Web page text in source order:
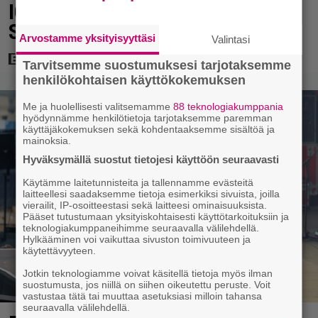
ICE-propagandaan – Marvelin ja
Sonyn jatkotoimet vielä auki
Arvostamme yksityisyyttäsi Valintasi
Tarvitsemme suostumuksesi tarjotaksemme
henkilökohtaisen käyttökokemuksen
Me ja huolellisesti valitsemamme88 teknologiakumppania
hyödynnämme henkilötietoja tarjotaksemme paremman
käyttäjäkokemuksen sekä kohdentaaksemme sisältöä ja
mainoksia.
Hyväksymällä suostut tietojesi käyttöön seuraavasti
Käytämme laitetunnisteita ja tallennamme evästeitä
laitteellesi saadaksemme tietoja esimerkiksi sivuista, joilla
vierailit, IP-osoitteestasi sekä laitteesi ominaisuuksista.
Pääset tutustumaan yksityiskohtaisesti käyttötarkoituksiin ja
teknologiakumppaneihimme seuraavalla välilehdellä.
Hylkääminen voi vaikuttaa sivuston toimivuuteen ja
käytettävyyteen.
Jotkin teknologiamme voivat käsitellä tietoja myös ilman
suostumusta, jos niillä on siihen oikeutettu peruste. Voit
vastustaa tätä tai muuttaa asetuksiasi milloin tahansa
seuraavalla välilehdellä.